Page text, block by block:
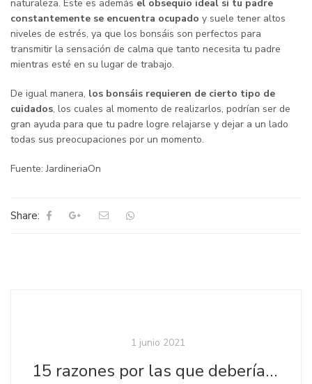
naturaleza. Este es además el obsequio ideal si tu padre
constantemente se encuentra ocupado y suele tener altos
niveles de estrés, ya que los bonsáis son perfectos para
transmitir la sensación de calma que tanto necesita tu padre
mientras esté en su lugar de trabajo.
De igual manera, los bonsáis requieren de cierto tipo de
cuidados, los cuales al momento de realizarlos, podrían ser de
gran ayuda para que tu padre logre relajarse y dejar a un lado
todas sus preocupaciones por un momento.
Fuente: JardineriaOn
Share:
1 junio 2021
15 razones por las que deberías tener una suculenta